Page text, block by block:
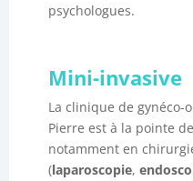
psychologues.
Mini-invasive
La clinique de gynéco-
Pierre est à la pointe
notamment en
(laparoscopie,